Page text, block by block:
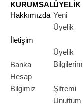
KURUMSAL
Hakkımızda
İletişim
Banka
Hesap
Bilgimiz
ÜYELİK
Yeni
Üyelik
Üyelik
Bilgilerim
Şifremi
Unuttum